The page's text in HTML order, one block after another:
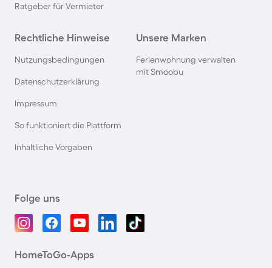
Ratgeber für Vermieter
Rechtliche Hinweise
Nutzungsbedingungen
Datenschutzerklärung
Impressum
So funktioniert die Plattform
Inhaltliche Vorgaben
Unsere Marken
Ferienwohnung verwalten
mit Smoobu
Folge uns
HomeToGo-Apps